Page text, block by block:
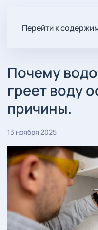
Перейти к
Почему
греет воду
причины.
13 ноября 2025